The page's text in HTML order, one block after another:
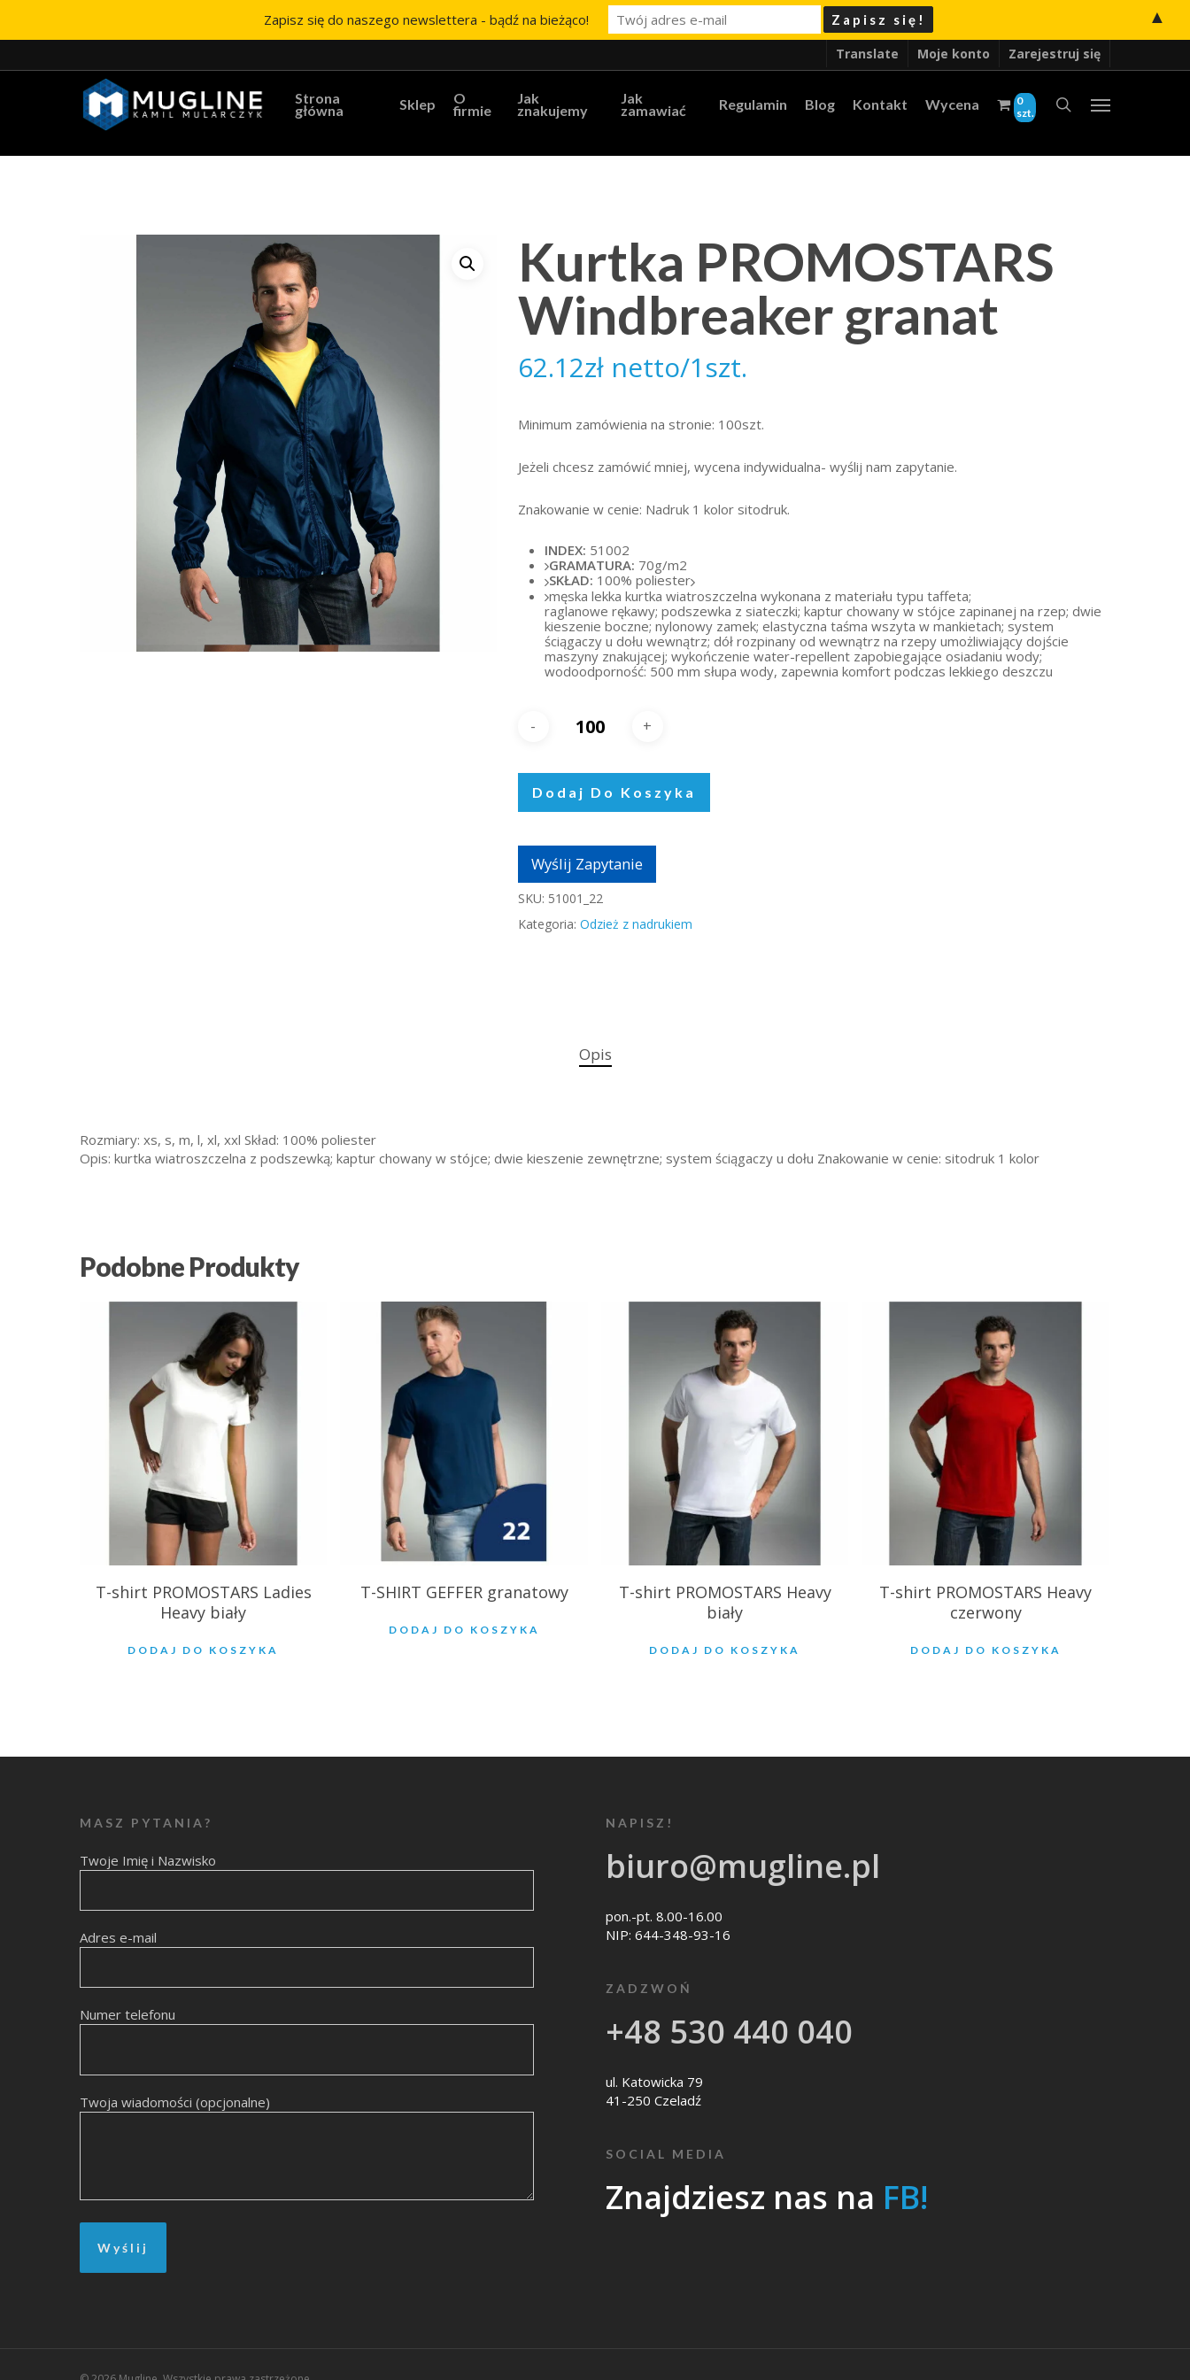
Translate Moje konto Zarejestruj się
Strona
główna Sklep O
firmie
Jak
znakujemy
Jak
zamawiać Regulamin Blog Kontakt Wycena
0
szt.
Kurtka PROMOSTARS
Windbreaker granat
62.12zł netto/1szt.
Minimum zamówienia na stronie: 100szt.
Jeżeli chcesz zamówić mniej, wycena indywidualna- wyślij nam zapytanie.
Znakowanie w cenie: Nadruk 1 kolor sitodruk.
INDEX: 51002
GRAMATURA: 70g/m2
SKŁAD: 100% poliester
męska lekka kurtka wiatroszczelna wykonana z materiału typu taffeta;
raglanowe rękawy; podszewka z siateczki; kaptur chowany w stójce zapinanej na rzep; dwie
kieszenie boczne; nylonowy zamek; elastyczna taśma wszyta w mankietach; system
ściągaczy u dołu wewnątrz; dół rozpinany od wewnątrz na rzepy umożliwiający dojście
maszyny znakującej; wykończenie water-repellent zapobiegające osiadaniu wody;
wodoodporność: 500 mm słupa wody, zapewnia komfort podczas lekkiego deszczu
Dodaj Do Koszyka
Wyślij Zapytanie
SKU: 51001_22
Kategoria: Odzież z nadrukiem
Opis
Rozmiary: xs, s, m, l, xl, xxl Skład: 100% poliester
Opis: kurtka wiatroszczelna z podszewką; kaptur chowany w stójce; dwie kieszenie zewnętrzne; system ściągaczy u dołu Znakowanie w cenie: sitodruk 1 kolor
Podobne Produkty
21.51 zł
T-shirt PROMOSTARS Ladies
Heavy biały
DODAJ DO KOSZYKA
18.59 zł
T-SHIRT GEFFER granatowy
DODAJ DO KOSZYKA
22.95zł
T-shirt PROMOSTARS Heavy
biały
DODAJ DO KOSZYKA
28.85zł
T-shirt PROMOSTARS Heavy
czerwony
DODAJ DO KOSZYKA
MASZ PYTANIA?
Twoje Imię i Nazwisko
Adres e-mail
Numer telefonu
Twoja wiadomości (opcjonalne)
NAPISZ!
biuro@mugline.pl
pon.-pt. 8.00-16.00
NIP: 644-348-93-16
ZADZWOŃ
+48 530 440 040
ul. Katowicka 79
41-250 Czeladź
SOCIAL MEDIA
Znajdziesz nas na FB!
Zapisz się do naszego newslettera - bądź na bieżąco! ▲